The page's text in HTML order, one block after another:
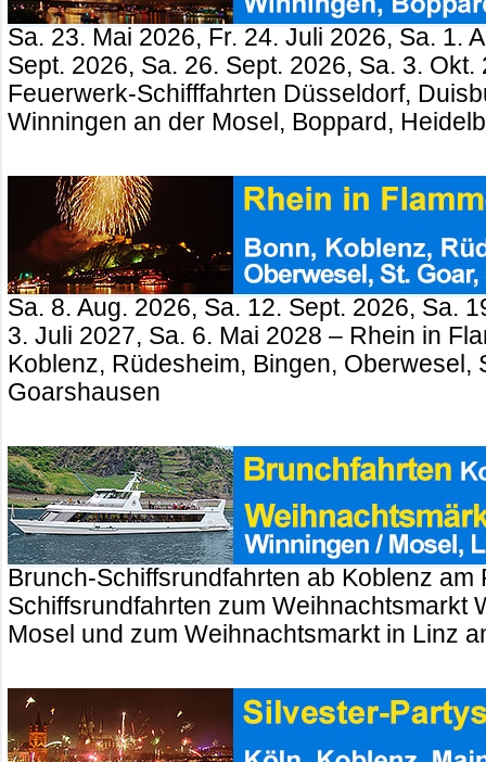
Sa. 23. Mai 2026, Fr. 24. Juli 2026, Sa. 1.
Sept. 2026, Sa. 26. Sept. 2026, Sa. 3. Okt.
Feuerwerk-Schifffahrten Düsseldorf,
Winningen an der Mosel, Boppard,
Sa. 8. Aug. 2026, Sa. 12. Sept. 2026, Sa.
3. Juli 2027, Sa. 6. Mai 2028 – Rhein in
Koblenz, Rüdesheim, Bingen, Oberwesel,
Goarshausen
Brunch-Schiffsrundfahrten ab Koblenz am
Schiffsrundfahrten zum Weihnachtsmarkt
Mosel und zum Weihnachtsmarkt in Linz